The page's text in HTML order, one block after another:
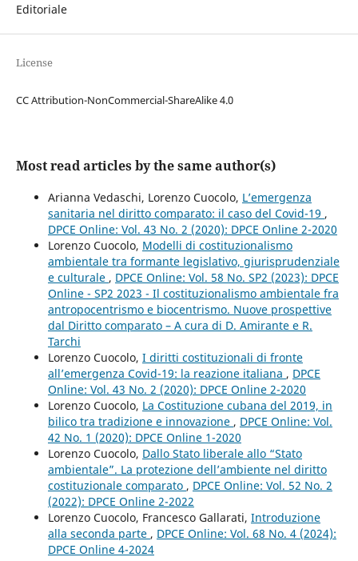
Editoriale
License
CC Attribution-NonCommercial-ShareAlike 4.0
Most read articles by the same author(s)
Arianna Vedaschi, Lorenzo Cuocolo, L’emergenza
sanitaria nel diritto comparato: il caso del Covid-19 ,
DPCE Online: Vol. 43 No. 2 (2020): DPCE Online 2-2020
Lorenzo Cuocolo, Modelli di costituzionalismo
ambientale tra formante legislativo, giurisprudenziale
e culturale , DPCE Online: Vol. 58 No. SP2 (2023): DPCE
Online - SP2 2023 - Il costituzionalismo ambientale fra
antropocentrismo e biocentrismo. Nuove prospettive
dal Diritto comparato – A cura di D. Amirante e R.
Tarchi
Lorenzo Cuocolo, I diritti costituzionali di fronte
all’emergenza Covid-19: la reazione italiana , DPCE
Online: Vol. 43 No. 2 (2020): DPCE Online 2-2020
Lorenzo Cuocolo, La Costituzione cubana del 2019, in
bilico tra tradizione e innovazione , DPCE Online: Vol.
42 No. 1 (2020): DPCE Online 1-2020
Lorenzo Cuocolo, Dallo Stato liberale allo “Stato
ambientale”. La protezione dell’ambiente nel diritto
costituzionale comparato , DPCE Online: Vol. 52 No. 2
(2022): DPCE Online 2-2022
Lorenzo Cuocolo, Francesco Gallarati, Introduzione
alla seconda parte , DPCE Online: Vol. 68 No. 4 (2024):
DPCE Online 4-2024